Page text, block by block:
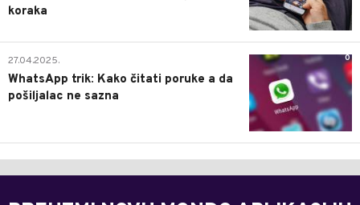
koraka
0
27.04.2025.
WhatsApp trik: Kako čitati poruke a da
pošiljalac ne sazna